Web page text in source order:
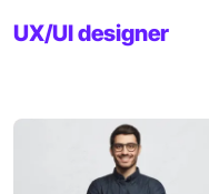
UX/UIdesigner